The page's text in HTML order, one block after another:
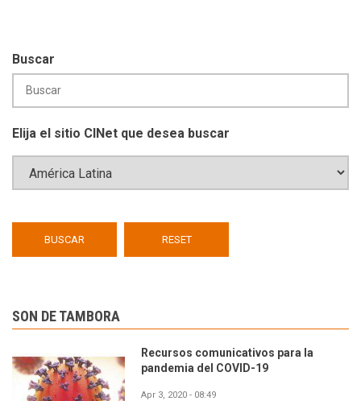
Buscar
Elija el sitio CINet que desea buscar
SON DE TAMBORA
Recursos comunicativos para la
pandemia del COVID-19
Apr 3, 2020 - 08:49